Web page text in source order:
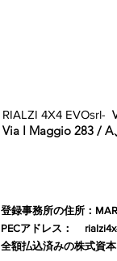
RIALZI 4X4 EVOsrl-
Via I Maggio 283 / A
登録事務所の住所：
PECアドレス：
全額払込済みの株式資